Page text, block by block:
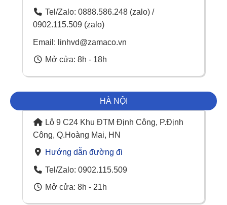
Tel/Zalo: 0888.586.248 (zalo) /
0902.115.509 (zalo)
Email: linhvd@zamaco.vn
Mở cửa: 8h - 18h
HÀ NỘI
Lô 9 C24 Khu ĐTM Định Công, P.Định
Công, Q.Hoàng Mai, HN
Hướng dẫn đường đi
Tel/Zalo: 0902.115.509
Mở cửa: 8h - 21h